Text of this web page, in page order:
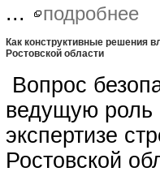
...
подробнее
Как конструктивные решения
Ростовской области
Вопрос
ведущую роль
экспертизе
Ростовской